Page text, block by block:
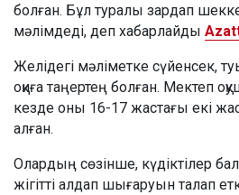
болған. Бұл туралы зардап
мәлімдеді, деп хабарлайды
Желідегі мәліметке сүйенсек,
оқиға таңертең болған. Мектеп
кезде оны 16-17 жастағы екі
алған.
Олардың сөзінше, күдіктілер
жігітті алдап шығаруын талап